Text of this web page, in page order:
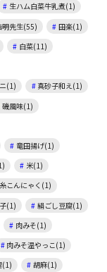
生ハム白菜牛乳煮(1)
明先生(55)
田楽(1)
白菜(11)
(1)
真砂子和え(1)
磯風味(1)
竜田揚げ(1)
米(1)
糸こんにゃく(1)
(1)
絹ごし豆腐(1)
肉みそ(1)
肉みそ温やっこ(1)
(1)
胡麻(1)